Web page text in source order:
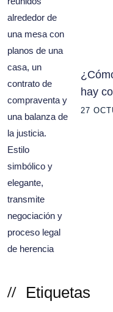
hay
27
Etiquetas